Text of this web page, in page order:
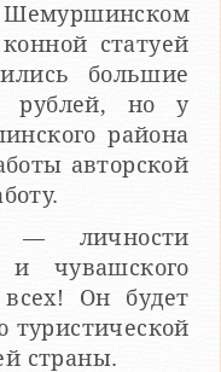
статуей
рублей, но у
района
авторской
за работу.
— личности
туристической
страны.